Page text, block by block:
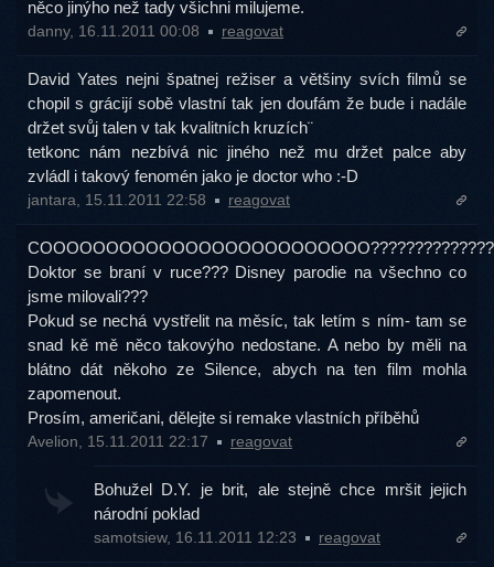
něco jinýho než tady všichni milujeme.
danny, 16.11.2011 00:08 reagovat
David Yates nejni špatnej režiser a většiny svích filmů se
chopil s grácijí sobě vlastní tak jen doufám že bude i nadále
držet svůj talen v tak kvalitních kruzích¨
tetkonc nám nezbívá nic jiného než mu držet palce aby
zvládl i takový fenomén jako je doctor who :-D
jantara, 15.11.2011 22:58 reagovat
Doktor se braní v ruce??? Disney parodie na všechno co
jsme milovali???
Pokud se nechá vystřelit na měsíc, tak letím s ním- tam se
snad kě mě něco takovýho nedostane. A nebo by měli na
blátno dát někoho ze Silence, abych na ten film mohla
zapomenout.
Prosím, američani, dělejte si remake vlastních příběhů
Avelion, 15.11.2011 22:17 reagovat
Bohužel D.Y. je brit, ale stejně chce mršit jejich
národní poklad
samotsiew, 16.11.2011 12:23 reagovat